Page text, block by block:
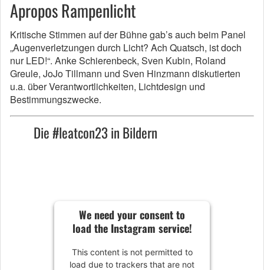
Apropos Rampenlicht
Kritische Stimmen auf der Bühne gab’s auch beim Panel
„Augenverletzungen durch Licht? Ach Quatsch, ist doch
nur LED!“. Anke Schierenbeck, Sven Kubin, Roland
Greule, JoJo Tillmann und Sven Hinzmann diskutierten
u.a. über Verantwortlichkeiten, Lichtdesign und
Bestimmungszwecke.
Die #leatcon23 in Bildern
We need your consent to
load the Instagram service!
This content is not permitted to
load due to trackers that are not